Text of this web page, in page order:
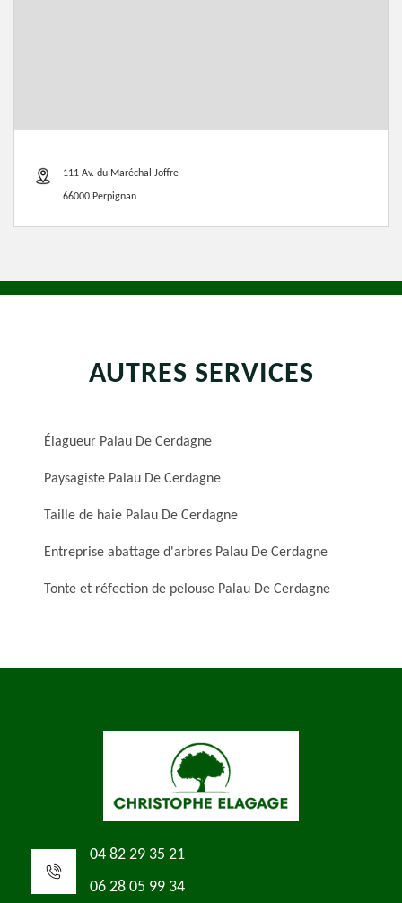
111 Av. du Maréchal Joffre
66000 Perpignan
AUTRES SERVICES
Élagueur Palau De Cerdagne
Paysagiste Palau De Cerdagne
Taille de haie Palau De Cerdagne
Entreprise abattage d'arbres Palau De Cerdagne
Tonte et réfection de pelouse Palau De Cerdagne
04 82 29 35 21
06 28 05 99 34